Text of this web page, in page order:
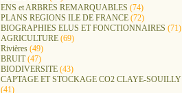
ENS et ARBRES REMARQUABLES (74)
PLANS REGIONS ILE DE FRANCE (72)
BIOGRAPHIES ELUS ET FONCTIONNAIRES (71)
AGRICULTURE (69)
Rivières (49)
BRUIT(47)
BIODIVERSITE (43)
CAPTAGE ET STOCKAGE CO2 CLAYE-SOUILLY
(41)